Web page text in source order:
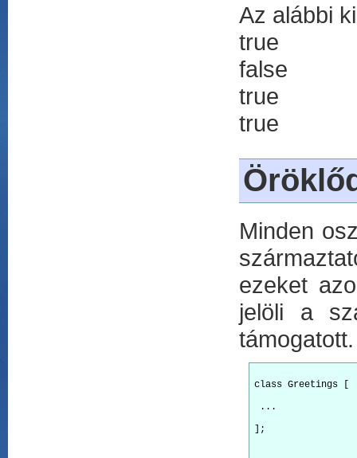
Az alábbi
true
false
true
true
Minden
ezeket
jelöli a
támogatott.
class Greetings [
...
];